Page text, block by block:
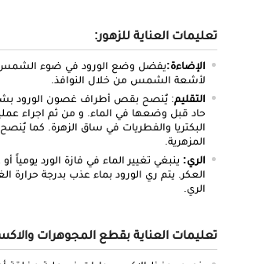
تعليمات العناية للزهور:
الإضاءة:يفضل وضع الورود في ضوء الشمس
لأشعة الشمس من خلال النوافذ.
التقليم
حاد قبل وضعها في الماء. و من ثم اجراء
البكتريا والفطريات في ساق الزهرة. كما
المزهرية.
الري: ينبغي تغيير الماء في فازة الورد يومياً
الري.
تعليمات العناية بقطع المجوهرات